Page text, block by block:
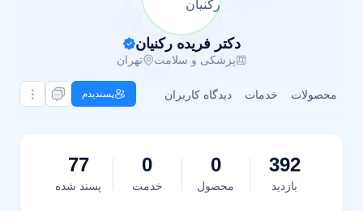
دکتر فریده رکنیان
پزشکی و سلامت تهران
محصولات خدمات دیدگاه کاربران پسندیدم
392
بازدید
0
محصول
0
خدمت
77
پسند شده